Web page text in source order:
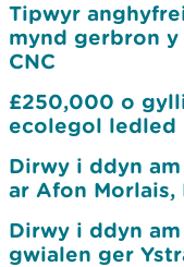
Tipwyr
mynd gerbron
CNC
£250,000 o
ecolegol ledled
Dirwy i ddyn
ar Afon Morlais,
Dirwy i ddyn
gwialen ger